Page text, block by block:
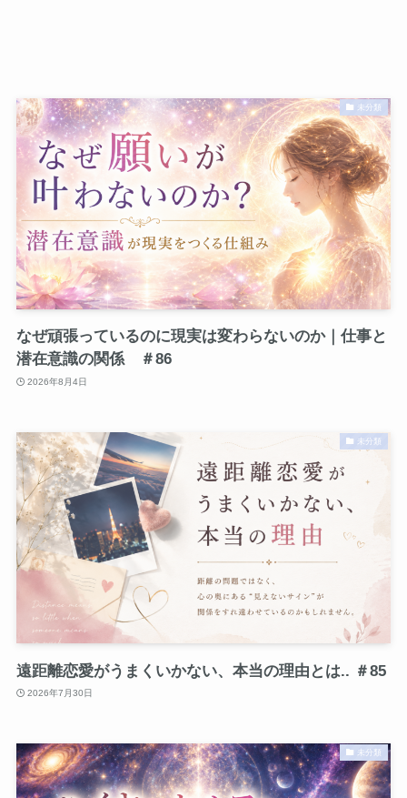
未分類
なぜ頑張っているのに現実は変わらないのか｜仕事と
潜在意識の関係 ＃86
2026年8月4日
未分類
遠距離恋愛がうまくいかない、本当の理由とは.. ＃85
2026年7月30日
未分類